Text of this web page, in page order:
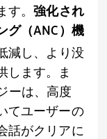
す。強化され
グ（ANC）機
減し、より没
します。ま
ーは、高度
てユーザーの
話がクリアに